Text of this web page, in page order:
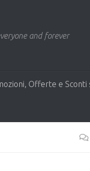
and forever
Offerte e Sconti